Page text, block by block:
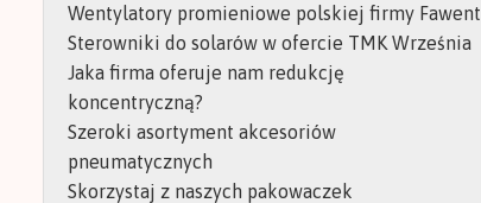
Wentylatory promieniowe polskiej firmy Fawent
Sterowniki do solarów w ofercie TMK Września
Jaka firma oferuje nam redukcję
koncentryczną?
Szeroki asortyment akcesoriów
pneumatycznych
Skorzystaj z naszych pakowaczek